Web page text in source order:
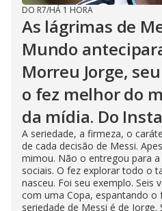
DO R7/HÁ 1 HORA
As lágrimas de
Mundo
Morreu Jorge,
o fez melhor do
da mídia. Do
A seriedade, a firmeza, o
de cada decisão de Messi.
mimou. Não o entregou para
sociais. O fez explorar todo o
nasceu. Foi seu exemplo. Seis
com uma Copa, espantando o
seriedade de Messi é de Jorge.